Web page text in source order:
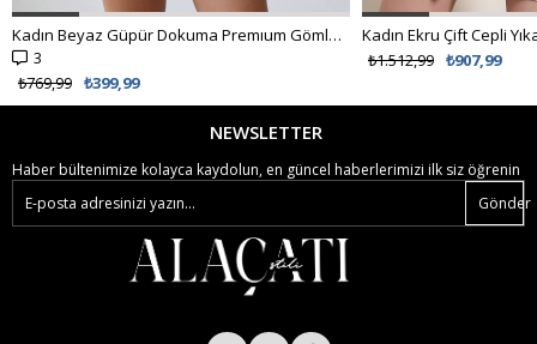
Kadın Beyaz Güpür Dokuma Premıum Gömlek ALC-X4366
3
₺399,99
₺769,99
₺907,99
₺1.512,99
NEWSLETTER
Haber bültenimize kolayca kaydolun, en güncel haberlerimizi ilk siz öğrenin
Gönder